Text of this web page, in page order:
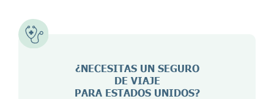
¿NECESITAS UN SEGURO
DE VIAJE
PARA ESTADOS UNIDOS?